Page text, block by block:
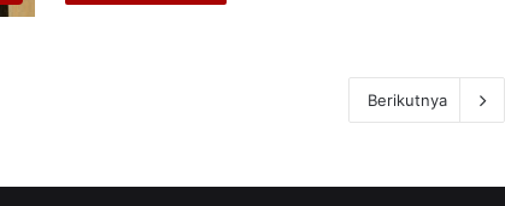
Berikutnya